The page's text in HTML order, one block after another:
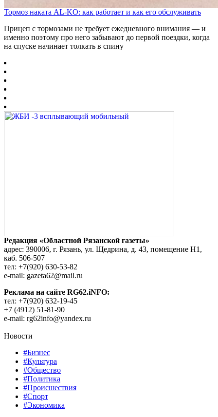
Тормоз наката AL-KO: как работает и как его обслуживать
Прицеп с тормозами не требует ежедневного внимания — и
именно поэтому про него забывают до первой поездки, когда
на спуске начинает толкать в спину
Редакция «Областной Рязанской газеты»
адрес: 390006, г. Рязань, ул. Щедрина, д. 43, помещение Н1,
каб. 506-507
тел: +7(920) 630-53-82
e-mail: gazeta62@mail.ru
Реклама на сайте RG62.iNFO:
тел: +7(920) 632-19-45
+7 (4912) 51-81-90
e-mail: rg62info@yandex.ru
Новости
#Бизнес
#Культура
#Общество
#Политика
#Происшествия
#Спорт
#Экономика